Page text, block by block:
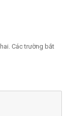
Các trường bắt